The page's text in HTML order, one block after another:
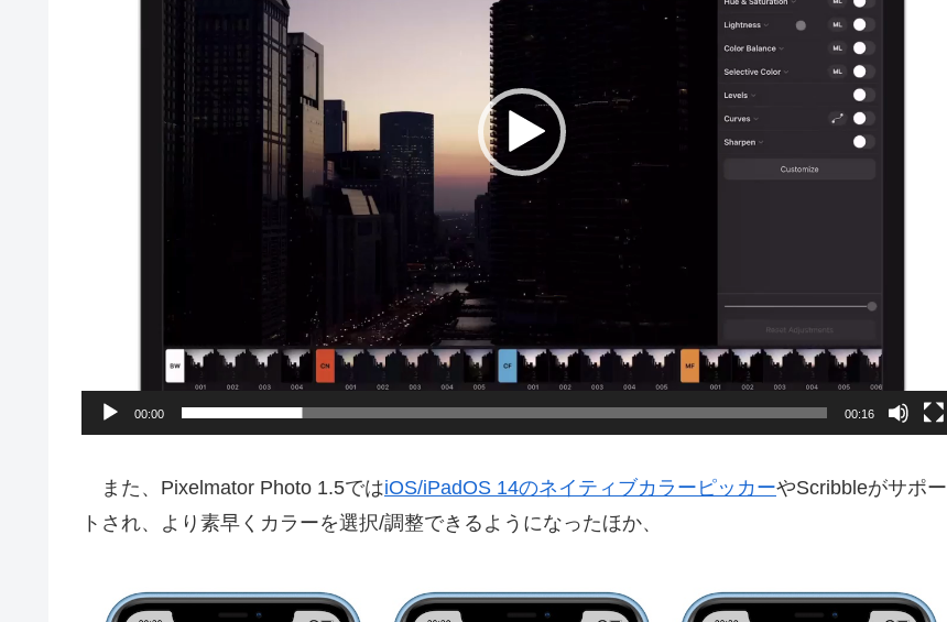
00:00 00:16
また、Pixelmator Photo 1.5ではiOS/iPadOS 14のネイティブカラーピッカーやScribbleがサポー
トされ、より素早くカラーを選択/調整できるようになったほか、